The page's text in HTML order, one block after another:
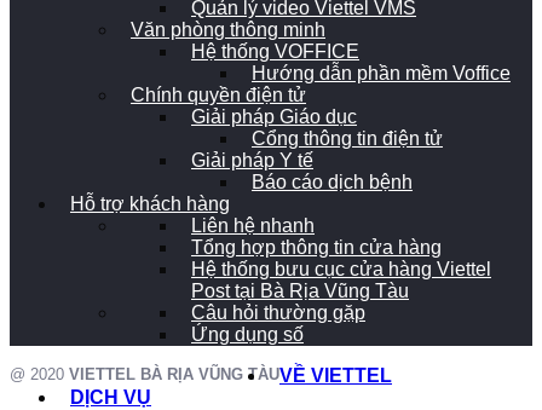
Quản lý video Viettel VMS
Văn phòng thông minh
Hệ thống VOFFICE
Hướng dẫn phần mềm Voffice
Chính quyền điện tử
Giải pháp Giáo dục
Cổng thông tin điện tử
Giải pháp Y tế
Báo cáo dịch bệnh
Hỗ trợ khách hàng
Liên hệ nhanh
Tổng hợp thông tin cửa hàng
Hệ thống bưu cục cửa hàng Viettel
Post tại Bà Rịa Vũng Tàu
Câu hỏi thường gặp
Ứng dụng số
@ 2020 VIETTEL BÀ RỊA VŨNG TÀUVỀ VIETTEL
DỊCH VỤ